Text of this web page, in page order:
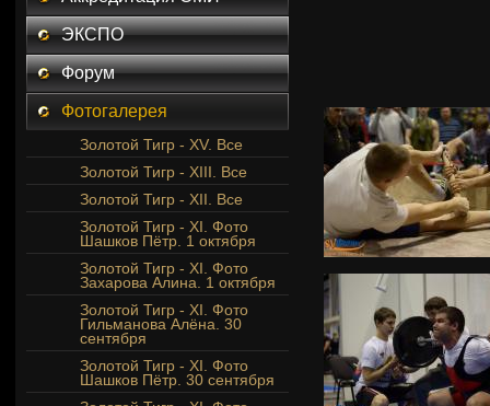
ЭКСПО
Форум
Фотогалерея
Золотой Тигр - XV. Все
Золотой Тигр - XIII. Все
Золотой Тигр - XII. Все
Золотой Тигр - XI. Фото
Шашков Пётр. 1 октября
Золотой Тигр - XI. Фото
Захарова Алина. 1 октября
Золотой Тигр - XI. Фото
Гильманова Алёна. 30
сентября
Золотой Тигр - XI. Фото
Шашков Пётр. 30 сентября